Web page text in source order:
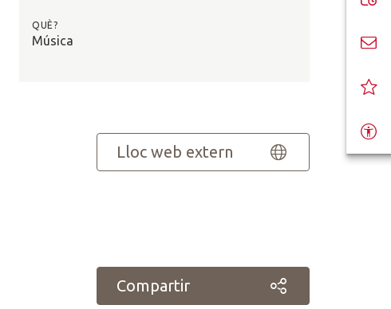
QUÈ?
Música
Lloc web extern
Compartir